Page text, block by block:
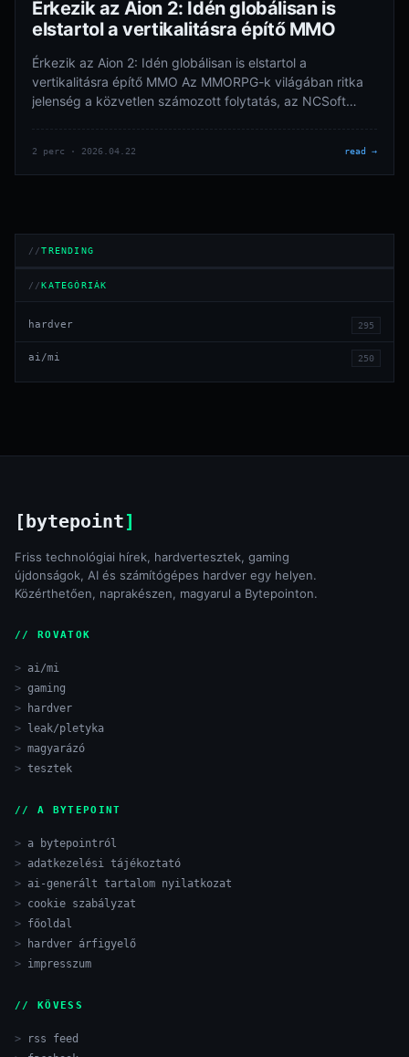
Érkezik az Aion 2: Idén globálisan is
elstartol a vertikalitásra építő MMO
Érkezik az Aion 2: Idén globálisan is elstartol a
vertikalitásra építő MMO Az MMORPG-k világában ritka
jelenség a közvetlen számozott folytatás, az NCSoft
2 perc · 2026.04.22 read →
TRENDING
KATEGÓRIÁK
hardver 295
ai/mi 250
[bytepoint]
Friss technológiai hírek, hardvertesztek, gaming
újdonságok, AI és számítógépes hardver egy helyen.
Közérthetően, naprakészen, magyarul a Bytepointon.
// ROVATOK
ai/mi
gaming
hardver
leak/pletyka
magyarázó
tesztek
// A BYTEPOINT
a bytepointról
adatkezelési tájékoztató
ai-generált tartalom nyilatkozat
cookie szabályzat
főoldal
hardver árfigyelő
impresszum
// KÖVESS
rss feed